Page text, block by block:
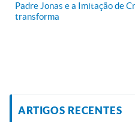
Padre Jonas e a Imitação de
transforma
ARTIGOS RECENTES